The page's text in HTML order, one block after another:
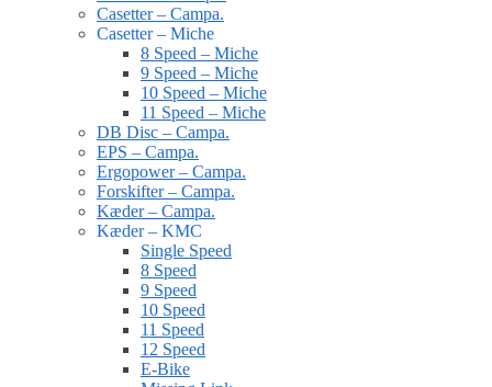
Casetter – Campa.
Casetter – Miche
8 Speed – Miche
9 Speed – Miche
10 Speed – Miche
11 Speed – Miche
DB Disc – Campa.
EPS – Campa.
Ergopower – Campa.
Forskifter – Campa.
Kæder – Campa.
Kæder – KMC
Single Speed
8 Speed
9 Speed
10 Speed
11 Speed
12 Speed
E-Bike